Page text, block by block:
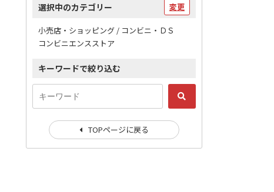
選択中のカテゴリー 変更
小売店・ショッピング / コンビニ・ＤＳ
コンビニエンスストア
キーワードで絞り込む
TOPページに戻る